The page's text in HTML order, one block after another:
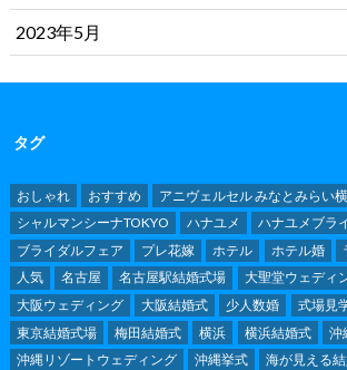
2023年5月
タグ
おしゃれ おすすめ アニヴェルセル みなとみらい
シャルマンシーナTOKYO
ハナユメ ハナユメブラ
ブライダルフェア
プレ花嫁 ホテル ホテル婚
人気
名古屋 名古屋駅結婚式場 大聖堂ウェディ
大阪ウェディング
大阪結婚式 少人数婚 式場見
東京結婚式場
梅田結婚式 横浜 横浜結婚式
沖
沖縄リゾートウェディング
沖縄挙式 海が見える